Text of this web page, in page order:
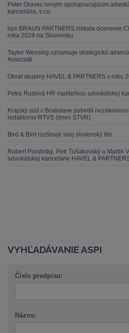
Peter Oravec novým spolupracujúcim
kancelária, s.r.o.
bpv BRAUN PARTNERS získala ocenenie
roka 2024 na Slovensku
Taylor Wessing oznamuje strategickú
Associati
Obrat skupiny HAVEL & PARTNERS v roku
Petra Rudová HR riaditeľkou advokátskej
Krajský súd v Bratislave potvrdil
redaktorov RTVS (dnes STVR)
Bird & Bird rozširuje svoj slovenský tím
Robert Porubský, Petr Tušakovský a Martin
advokátskej kancelárie HAVEL &
VYHĽADÁVANIE ASPI
Číslo predpisu:
Názov: